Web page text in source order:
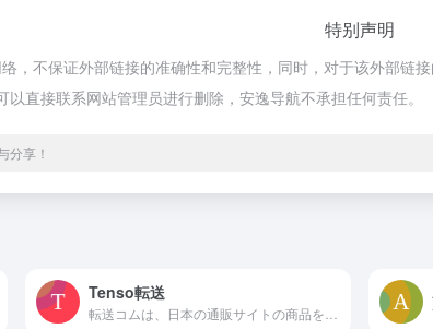
特别声明
，不保证外部链接的准确性和完整性，同时，对于该外部
直接联系网站管理员进行删除，安逸导航不承担任何责任。
分享！
Tenso転送